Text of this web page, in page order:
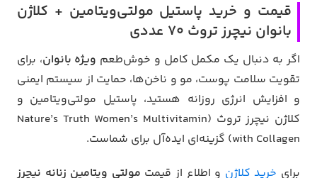
قیمت و خرید پاستیل مولتی‌ویتامین + کلاژن
بانوان نیچرز تروث 70 عددی
اگر به دنبال یک مکمل کامل و خوش‌طعم ویژه بانوان، برای
تقویت سلامت پوست، مو و ناخن‌ها، حمایت از سیستم ایمنی
و افزایش انرژی روزانه هستید، پاستیل مولتی‌ویتامین و
کلاژن نیچرز تروث (Nature’s Truth Women’s Multivitamin
with Collagen) گزینه‌ای ایده‌آل برای شماست.
برای خرید کلاژن و اطلاع از قیمت مولتی ویتامین زنانه نیچرز